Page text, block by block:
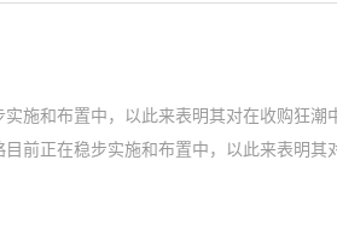
和布置中，以此来表明其对在收购狂潮
正在稳步实施和布置中，以此来表明其